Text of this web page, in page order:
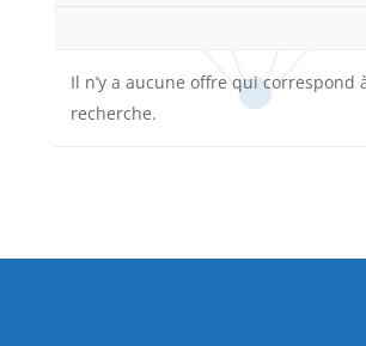
Il n’y a aucune offre qui correspond
recherche.